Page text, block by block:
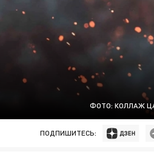
ФОТО: КОЛЛАЖ
ПОДПИШИТЕСЬ: